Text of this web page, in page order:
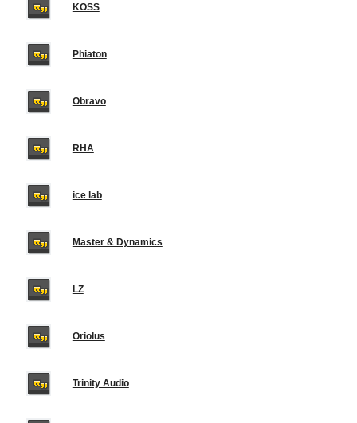
KOSS
Phiaton
Obravo
RHA
ice lab
Master & Dynamics
LZ
Oriolus
Trinity Audio